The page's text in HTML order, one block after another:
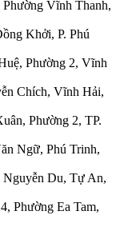
Vĩnh Thanh,
Khởi, P. Phú
Phường 2, Vĩnh
Chích, Vĩnh Hải,
Phường 2, TP.
Ngữ, Phú Trinh,
Du, Tự An,
Phường Ea Tam,